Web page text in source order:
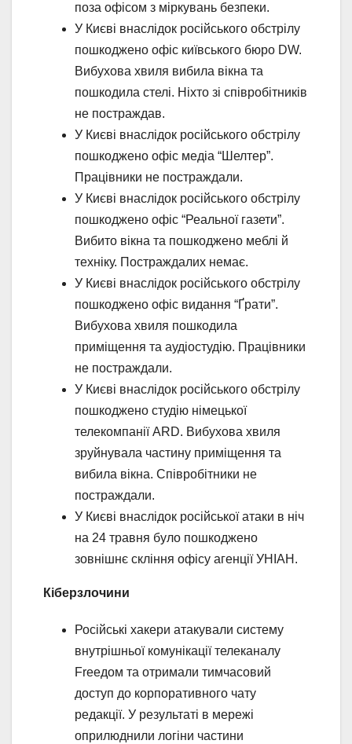
поза офісом з міркувань безпеки.
У Києві внаслідок російського обстрілу
пошкоджено офіс київського бюро DW.
Вибухова хвиля вибила вікна та
пошкодила стелі. Ніхто зі співробітників
не постраждав.
У Києві внаслідок російського обстрілу
пошкоджено офіс медіа “Шелтер”.
Працівники не постраждали.
У Києві внаслідок російського обстрілу
пошкоджено офіс “Реальної газети”.
Вибито вікна та пошкоджено меблі й
техніку. Постраждалих немає.
У Києві внаслідок російського обстрілу
пошкоджено офіс видання “Ґрати”.
Вибухова хвиля пошкодила
приміщення та аудіостудію. Працівники
не постраждали.
У Києві внаслідок російського обстрілу
пошкоджено студію німецької
телекомпанії ARD. Вибухова хвиля
зруйнувала частину приміщення та
вибила вікна. Співробітники не
постраждали.
У Києві внаслідок російської атаки в ніч
на 24 травня було пошкоджено
зовнішнє скління офісу агенції УНІАН.
Кіберзлочини
Російські хакери атакували систему
внутрішньої комунікації телеканалу
Freeдом та отримали тимчасовий
доступ до корпоративного чату
редакції. У результаті в мережі
оприлюднили логіни частини